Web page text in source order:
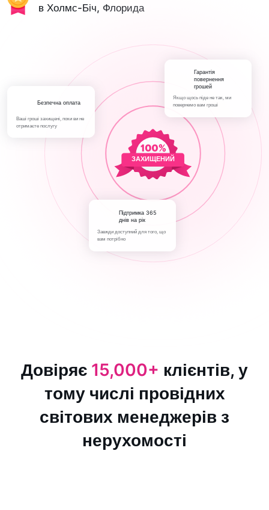
в Холмс-Біч, Флорида
ЗАХИЩЕНИЙ
Безпечна оплата
Ваші гроші захищені, поки ви не
отримаєте послугу
Гарантія
повернення
грошей
Якщо щось піде не так, ми
повернемо вам гроші
Підтримка 365
днів на рік
Завжди доступний для того, що
вам потрібно
Довіряє 15,000+ клієнтів, у
тому числі провідних
світових менеджерів з
нерухомості